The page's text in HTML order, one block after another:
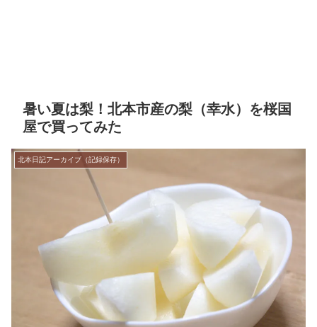
暑い夏は梨！北本市産の梨（幸水）を桜国
屋で買ってみた
北本日記アーカイブ（記録保存）